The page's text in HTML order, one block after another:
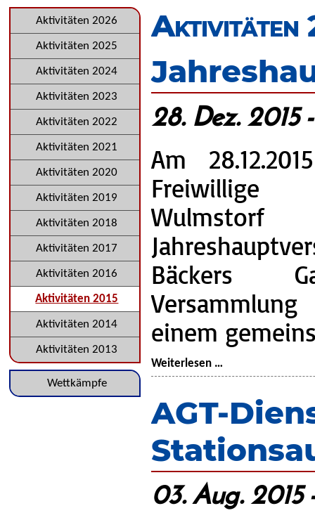
überspringen
Aktivitäten
28. Dez. 2015
Am
Bäckers
einem
Weiterlesen …
2015
AGT-
03. Aug. 2015
Navigation
überspringen
Aktivitäten 2026
Aktivitäten 2025
Aktivitäten 2024
Aktivitäten 2023
Aktivitäten 2022
Aktivitäten 2021
Aktivitäten 2020
Aktivitäten 2019
Aktivitäten 2018
Aktivitäten 2017
Aktivitäten 2016
Aktivitäten 2015
Aktivitäten 2014
Aktivitäten 2013
NavigationWettkämpfe